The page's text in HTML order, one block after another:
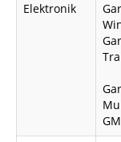
Elektronik